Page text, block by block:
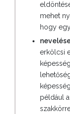
mehet
hogy
erkölcsi
például